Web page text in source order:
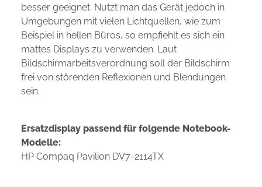
besser geeignet. Nutzt man das Gerät jedoch in
Umgebungen mit vielen Lichtquellen, wie zum
Beispiel in hellen Büros, so empfiehlt es sich ein
mattes Displays zu verwenden. Laut
Bildschirmarbeitsverordnung soll der Bildschirm
frei von störenden Reflexionen und Blendungen
sein.
Ersatzdisplay passend für folgende Notebook-
Modelle:
HP Compaq Pavilion DV7-2114TX